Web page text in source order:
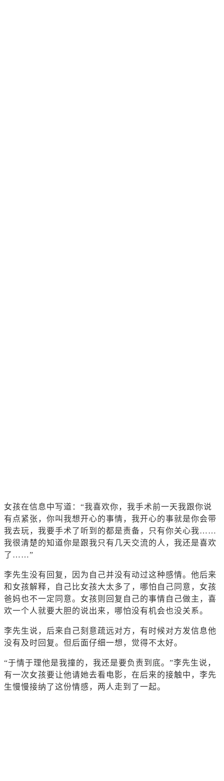
女孩在信息中写道：“我喜欢你，我手术前一天我跟你说
有点紧张，你叫我想开心的事情，我开心的事就是你会带
我去玩，我要手术了听到的都是责备，只有你关心我……
我很清楚的知道你是跟我只有几天交流的人，我还是喜欢
了……”
李先生没有回复，因为自己并没有动过这种感情。他后来
和女孩解释，自己比女孩大太多了，哪怕自己同意，女孩
爸妈也不一定同意。女孩则回复自己的事情自己做主，喜
欢一个人就要大胆的说出来，哪怕没有机会也没关系。
李先生说，后来自己刻意疏远对方，有时候对方发信息他
没有及时回复。但后面仔细一想，觉得不太好。
“于情于理他是我撞的，我还是要负责到底。”李先生说，
有一次女孩要让他请她去看电影，在后来的接触中，李先
生慢慢接纳了这份情感，两人走到了一起。